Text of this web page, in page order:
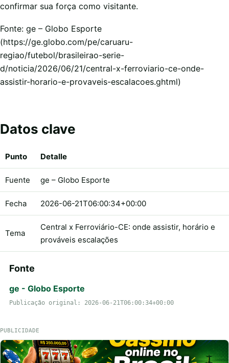
confirmar sua força como visitante.
Fonte: ge – Globo Esporte
(https://ge.globo.com/pe/caruaru-
regiao/futebol/brasileirao-serie-
d/noticia/2026/06/21/central-x-ferroviario-ce-onde-
assistir-horario-e-provaveis-escalacoes.ghtml)
Datos clave
Punto Detalle
Fuente ge – Globo Esporte
Fecha 2026-06-21T06:00:34+00:00
Tema
Central x Ferroviário-CE: onde assistir, horário e
prováveis escalações
Fonte
ge - Globo Esporte
Publicação original: 2026-06-21T06:00:34+00:00
PUBLICIDADE